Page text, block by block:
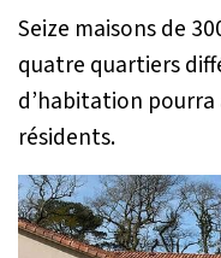
Seize maisons de
quatre quartiers
d’habitation pourra
résidents.